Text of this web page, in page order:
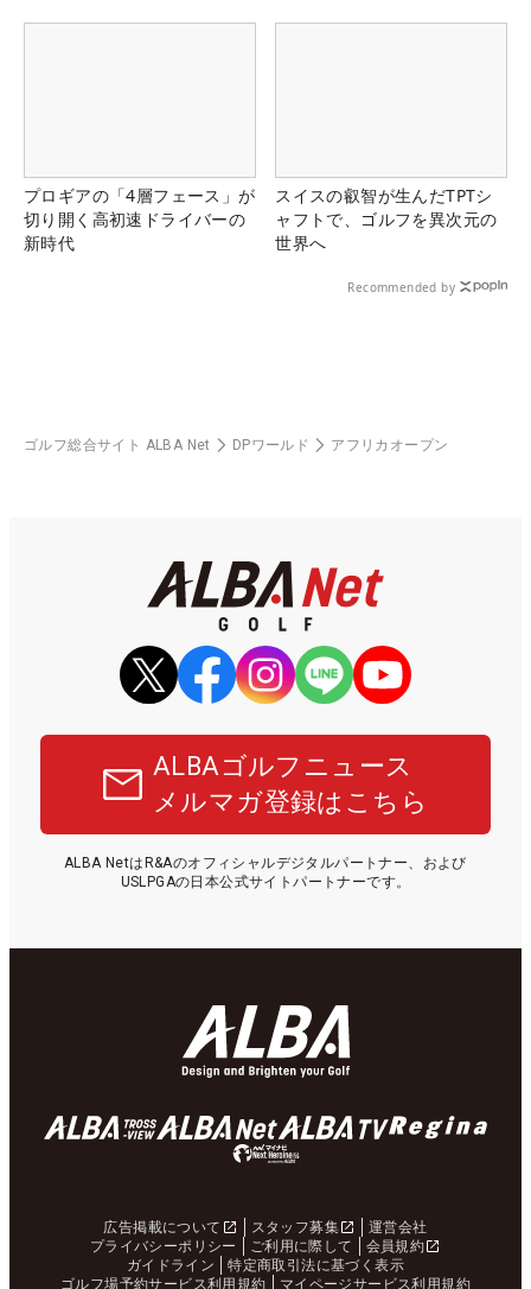
プロギアの「4層フェース」が
切り開く高初速ドライバーの
新時代
スイスの叡智が生んだTPTシ
ャフトで、ゴルフを異次元の
世界へ
Recommended by
ゴルフ総合サイト ALBA Net DPワールド アフリカオープン
ALBAゴルフニュース
メルマガ登録はこちら
ALBA NetはR&Aのオフィシャルデジタルパートナー、および
USLPGAの日本公式サイトパートナーです。
広告掲載について スタッフ募集
運営会社
プライバシーポリシー
ご利用に際して
会員規約
ガイドライン
特定商取引法に基づく表示
ゴルフ場予約サービス利用規約
マイページサービス利用規約